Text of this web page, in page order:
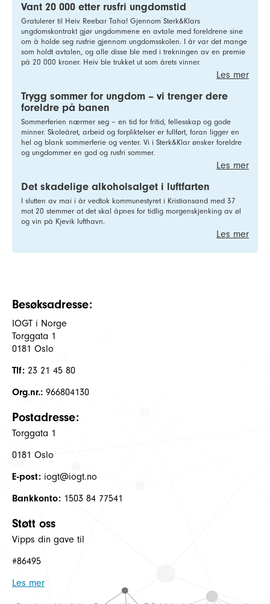
Vant 20 000 etter rusfri ungdomstid
Gratulerer til Heiv Reebar Taha! Gjennom Sterk&Klars
ungdomskontrakt gjør ungdommene en avtale med foreldrene sine
om å holde seg rusfrie gjennom ungdomsskolen. I år var det mange
som holdt avtalen, og alle disse ble med i trekningen av en premie
på 20 000 kroner. Heiv ble trukket ut som årets vinner.
Les mer
Trygg sommer for ungdom – vi trenger dere
foreldre på banen
Sommerferien nærmer seg – en tid for fritid, fellesskap og gode
minner. Skoleåret, arbeid og forpliktelser er fullført, foran ligger en
hel og blank sommerferie og venter. Vi i Sterk&Klar ønsker foreldre
og ungdommer en god og rusfri sommer.
Les mer
Det skadelige alkoholsalget i luftfarten
I slutten av mai i år vedtok kommunestyret i Kristiansand med 37
mot 20 stemmer at det skal åpnes for tidlig morgenskjenking av øl
og vin på Kjevik lufthavn.
Les mer
Besøksadresse:
IOGT i Norge
Torggata 1
0181 Oslo
Tlf: 23 21 45 80
Org.nr.: 966804130
Postadresse:
Torggata 1
0181 Oslo
E-post: iogt@iogt.no
Bankkonto: 1503 84 77541
Støtt oss
Vipps din gave til
#86495
Les mer